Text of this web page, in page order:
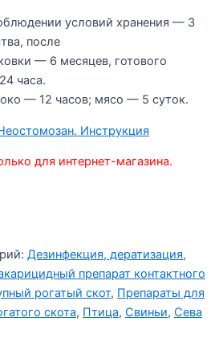
условий хранения — 3
после
— 6 месяцев, готового
часа.
— 12 часов; мясо — 5 суток.
Инструкция
для интернет-магазина.
Дезинфекция, дератизация,
препарат контактного
рогатый скот, Препараты для
скота, Птица, Свиньи, Сева